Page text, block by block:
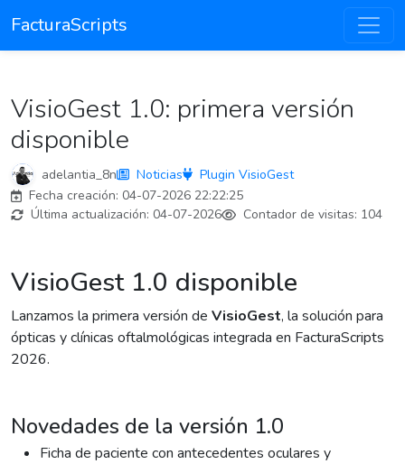
FacturaScripts
VisioGest 1.0: primera versión
disponible
adelantia_8n Noticias
Plugin VisioGest
Fecha creación: 04-07-2026 22:22:25
Última actualización: 04-07-2026 Contador de visitas: 104
VisioGest 1.0 disponible
Lanzamos la primera versión de VisioGest, la solución para
ópticas y clínicas oftalmológicas integrada en FacturaScripts
2026.
Novedades de la versión 1.0
Ficha de paciente con antecedentes oculares y